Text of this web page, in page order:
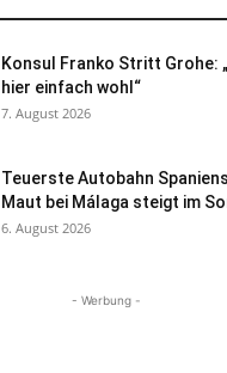
Konsul Franko Stritt Grohe:
hier einfach wohl“
7. August 2026
Teuerste Autobahn
Maut bei Málaga steigt im
6. August 2026
- Werbung -